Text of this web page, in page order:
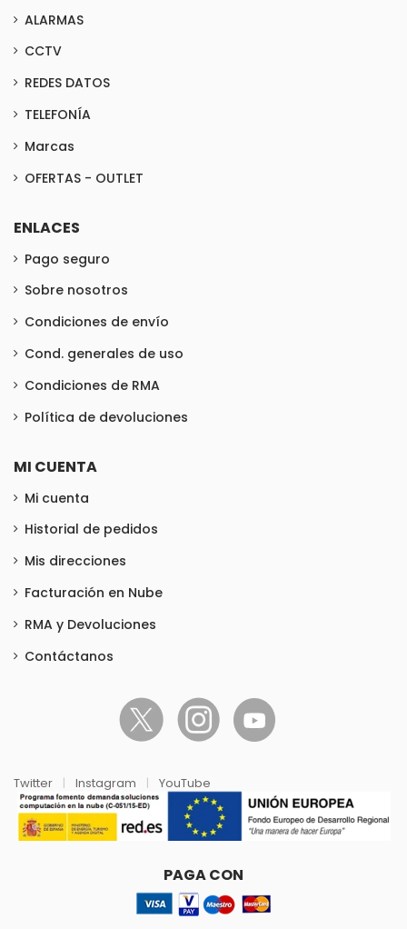
ALARMAS
CCTV
REDES DATOS
TELEFONÍA
Marcas
OFERTAS - OUTLET
ENLACES
Pago seguro
Sobre nosotros
Condiciones de envío
Cond. generales de uso
Condiciones de RMA
Política de devoluciones
MI CUENTA
Mi cuenta
Historial de pedidos
Mis direcciones
Facturación en Nube
RMA y Devoluciones
Contáctanos
Twitter | Instagram | YouTube
PAGA CON